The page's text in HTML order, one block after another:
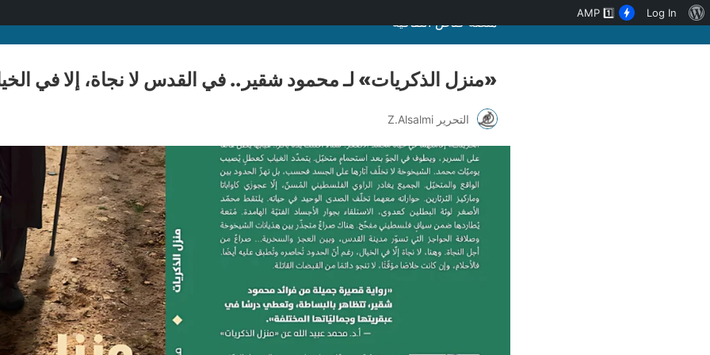
منصة قنّاص الثقافية
«منزل الذكريات» لـ محمود شقير.. في القدس لا نجاة، إلا في
التحرير Z.Alsalmi
نبذةLog In
AMP 1️⃣